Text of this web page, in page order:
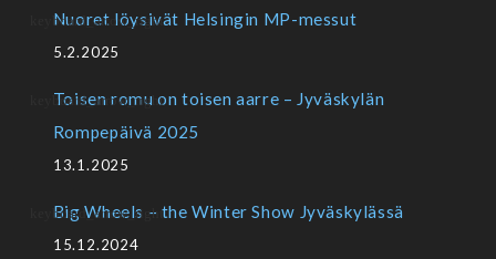
Nuoret löysivät Helsingin MP-messut
5.2.2025
Toisen romu on toisen aarre – Jyväskylän
Rompepäivä 2025
13.1.2025
Big Wheels – the Winter Show Jyväskylässä
15.12.2024